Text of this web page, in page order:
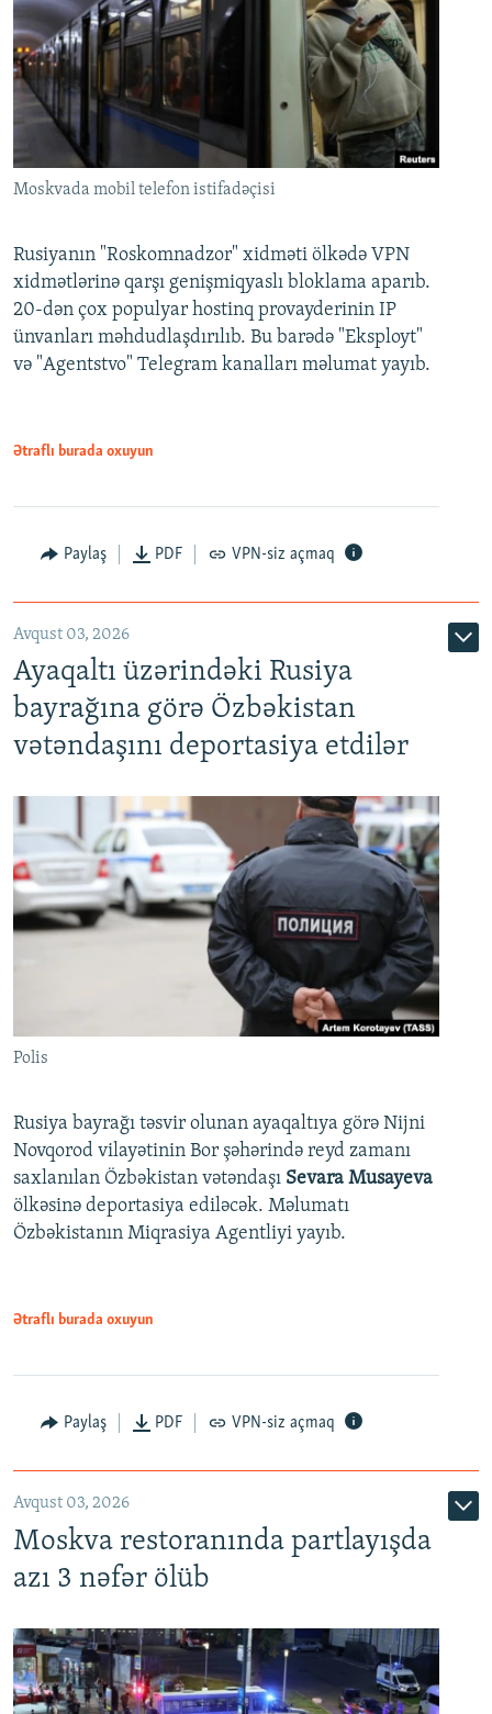
Moskvada mobil telefon istifadəçisi
Rusiyanın "Roskomnadzor" xidməti ölkədə VPN
xidmətlərinə qarşı genişmiqyaslı bloklama aparıb.
20-dən çox populyar hostinq provayderinin IP
ünvanları məhdudlaşdırılıb. Bu barədə "Eksployt"
və "Agentstvo" Telegram kanalları məlumat yayıb.
Ətraflı burada oxuyun
Paylaş PDF VPN-siz açmaq
Avqust 03, 2026
Ayaqaltı üzərindəki Rusiya
bayrağına görə Özbəkistan
vətəndaşını deportasiya etdilər
Polis
Rusiya bayrağı təsvir olunan ayaqaltıya görə Nijni
Novqorod vilayətinin Bor şəhərində reyd zamanı
saxlanılan Özbəkistan vətəndaşı Sevara Musayeva
ölkəsinə deportasiya ediləcək. Məlumatı
Özbəkistanın Miqrasiya Agentliyi yayıb.
Ətraflı burada oxuyun
Paylaş PDF VPN-siz açmaq
Avqust 03, 2026
Moskva restoranında partlayışda
azı 3 nəfər ölüb